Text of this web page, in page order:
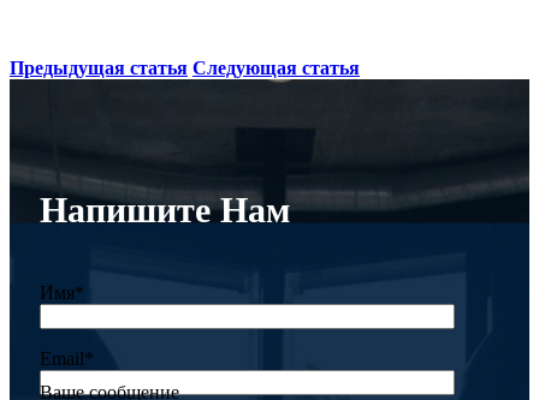
Предыдущая статья Следующая статья
Напишите Нам
Имя*
Email*
Ваше сообщение